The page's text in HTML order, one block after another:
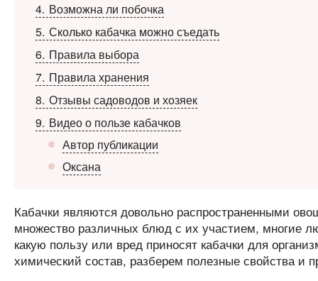
4 Возможна ли побочка
5 Сколько кабачка можно съедать
6 Правила выбора
7 Правила хранения
8 Отзывы садоводов и хозяек
9 Видео о пользе кабачков
Автор публикации
Оксана
Кабачки являются довольно распространенными
множество различных блюд с их участием, многие
какую пользу или вред приносят кабачки для
химический состав, разберем полезные свойства и